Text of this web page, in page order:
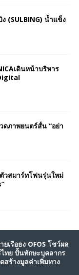
(SULBING) น้ำแข็ง
เดินหน้าบริหาร
ดภาพยนตร์สั้น “อย่า
วสมาร์ทโฟนรุ่นใหม่
เรือธง OFOS โชว์ผล
ทย ปั้นทักษะบุคลากร
สร้างมูลค่าเพิ่มทาง